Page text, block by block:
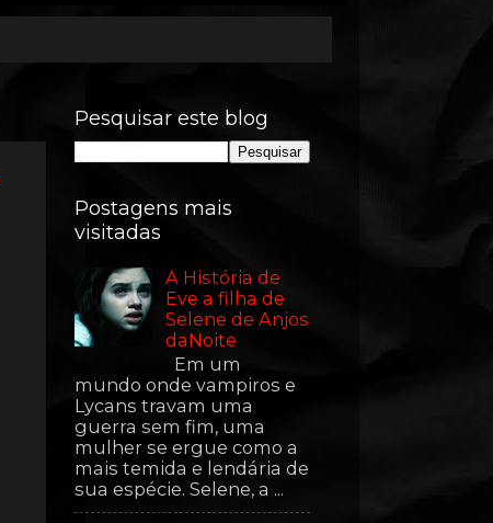
Pesquisar este blog
Postagens mais
visitadas
A História de
Eve a filha de
Selene de Anjos
daNoite
Em um
mundo onde vampiros e
Lycans travam uma
guerra sem fim, uma
mulher se ergue como a
mais temida e lendária de
sua espécie. Selene, a ...